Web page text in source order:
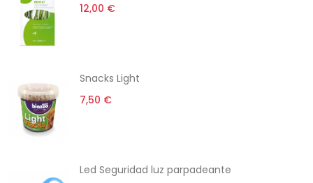
12,00 €
Snacks Light
7,50 €
Led Seguridad luz parpadeante